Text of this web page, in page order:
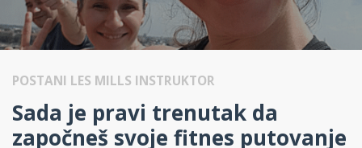
POSTANI LES MILLS INSTRUKTOR
Sada je pravi trenutak da
započneš svoje fitnes putovanje